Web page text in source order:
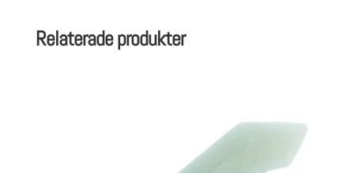
Relaterade produkter